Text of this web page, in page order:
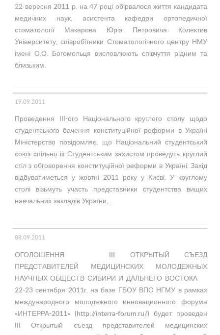
22 вересня 2011 р. на 47 році обірвалося життя кандидата
медичних наук, асистента кафедри ортопедичної
стоматології Макарова Юрія Петровича. Колектив
Університету, співробітники Стоматологічного центру НМУ
імені О.О. Богомольця висловлюють співчуття рідним та
близьким.
19.09.2011
Проведення ІІІ-ого Національного круглого столу щодо
студентського бачення конституційної реформи в Україні
Міністерство повідомляє, що Національний студентський
союз спільно із Студентським захистом проведуть круглий
стіл з обговорення конституційної реформи в Україні. Захід
відбуватиметься у жовтні 2011 року у Києві. У круглому
столі візьмуть участь представники студентства вищих
навчальних закладів України,...
08.09.2011
ОГОЛОШЕННЯ III ОТКРЫТЫЙ СЪЕЗД
ПРЕДСТАВИТЕЛЕЙ МЕДИЦИНСКИХ МОЛОДЕЖНЫХ
НАУЧНЫХ ОБЩЕСТВ СИБИРИ И ДАЛЬНЕГО ВОСТОКА
22-23 сентября 2011г. на базе ГБОУ ВПО НГМУ в рамках
международного молодежного инновационного форума
«ИНТЕРРА-2011» (http://іnterra-forum.ru/) будет проведен
III Открытый съезд представителей медицинских